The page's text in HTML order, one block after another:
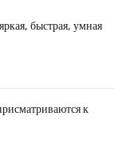
быстрая, умная
к